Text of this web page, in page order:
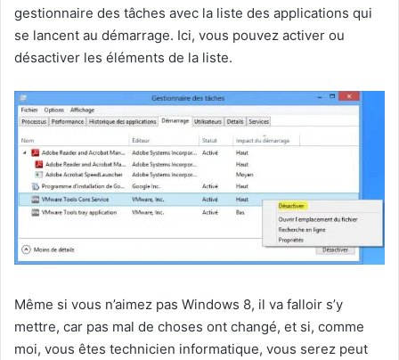
gestionnaire des tâches avec la liste des applications qui
se lancent au démarrage. Ici, vous pouvez activer ou
désactiver les éléments de la liste.
Même si vous n’aimez pas Windows 8, il va falloir s’y
mettre, car pas mal de choses ont changé, et si, comme
moi, vous êtes technicien informatique, vous serez peut